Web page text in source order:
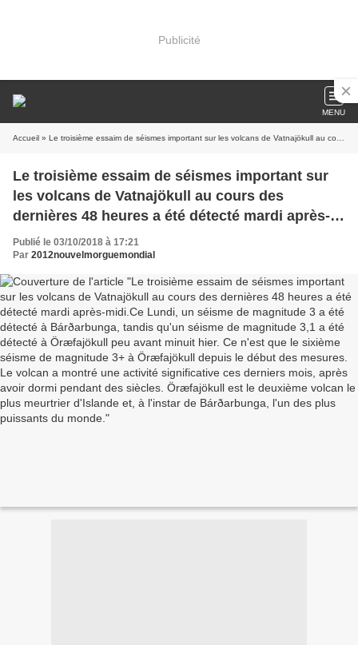
Publicité
MENU
Accueil » Le troisième essaim de séismes important sur les volcans de Vatnajökull au cours des dernières 48 heures a été détecté mardi après-midi.Ce Lundi, un séisme de magnitude 3 a été détecté à Bárðarbunga, tandis qu'un séisme de magnitude 3,1 a été détecté à Öræfajökull peu avant minuit hier. Ce n'est que le sixième séisme de magnitude 3+ à Öræfajökull depuis le début des mesures. Le volcan a montré une activité significative ces derniers mois, après avoir dormi pendant des siècles. Öræfajökull est le deuxième volcan le plus meurtrier d'Islande et, à l'instar de Bárðarbunga, l'un des plus puissants du monde.
Le troisième essaim de séismes important sur
les volcans de Vatnajökull au cours des
dernières 48 heures a été détecté mardi après-
midi.Ce Lundi, un séisme de magnitude 3 a été
détecté à Bárðarbunga, tandis qu'un séisme de
magnitude 3,1 a été détecté à Öræfajökull peu
avant minuit hier. Ce n'est que le sixième séisme
de magnitude 3+ à Öræfajökull depuis le début
des mesures. Le volcan a montré une activité
significative ces derniers mois, après avoir
dormi pendant des siècles. Öræfajökull est le
deuxième volcan le plus meurtrier d'Islande et, à
l'instar de Bárðarbunga, l'un des plus puissants
Publié le 03/10/2018 à 17:21
Par 2012nouvelmorguemondial